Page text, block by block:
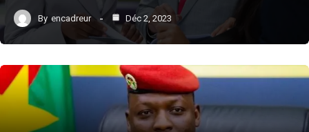
By encadreur Déc 2, 2023